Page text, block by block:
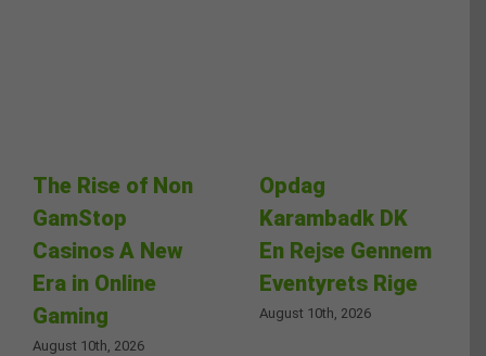
The Rise of Non
GamStop
Casinos A New
Era in Online
Gaming
August 10th, 2026
Opdag
Karambadk DK
En Rejse Gennem
Eventyrets Rige
August 10th, 2026